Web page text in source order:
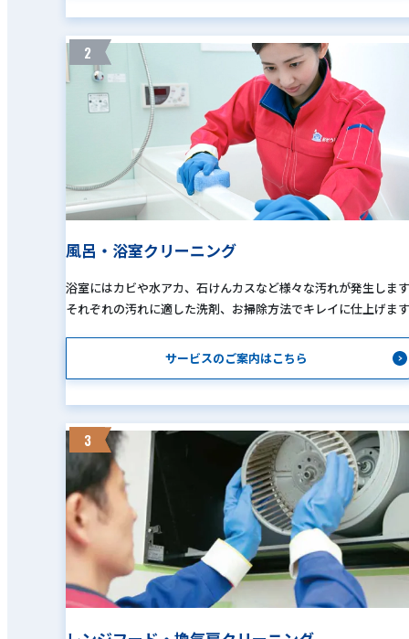
2
風呂・浴室クリーニング
浴室にはカビや水アカ、石けんカスなど様々な汚れが発生しま
それぞれの汚れに適した洗剤、お掃除方法でキレイに仕上げま
サービスのご案内はこちら
3